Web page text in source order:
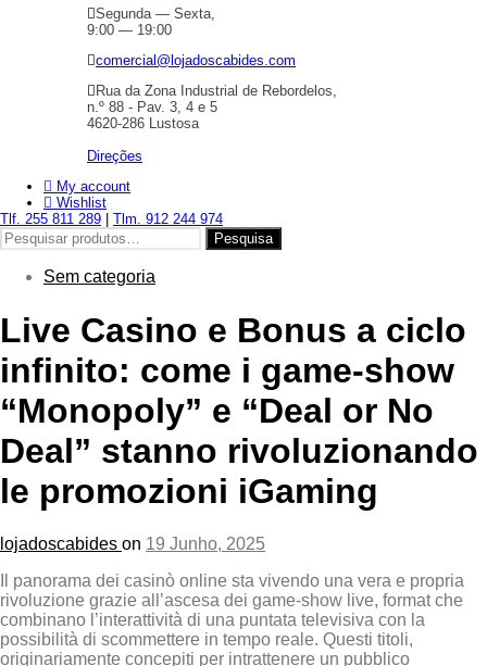
Segunda — Sexta,
9:00 — 19:00
comercial@lojadoscabides.com
Rua da Zona Industrial de Rebordelos,
n.º 88 - Pav. 3, 4 e 5
4620-286 Lustosa
Direções
My account
Wishlist
Tlf. 255 811 289
Tlm. 912 244 974
Pesquisar
por:
Pesquisa
Sem categoria
Live Casino e Bonus a ciclo
infinito: come i game‑show
“Monopoly” e “Deal or No
Deal” stanno rivoluzionando
le promozioni iGaming
lojadoscabides on 19 Junho, 2025
Il panorama dei casinò online sta vivendo una vera e propria
rivoluzione grazie all’ascesa dei game‑show live, format che
combinano l’interattività di una puntata televisiva con la
possibilità di scommettere in tempo reale. Questi titoli,
originariamente concepiti per intrattenere un pubblico